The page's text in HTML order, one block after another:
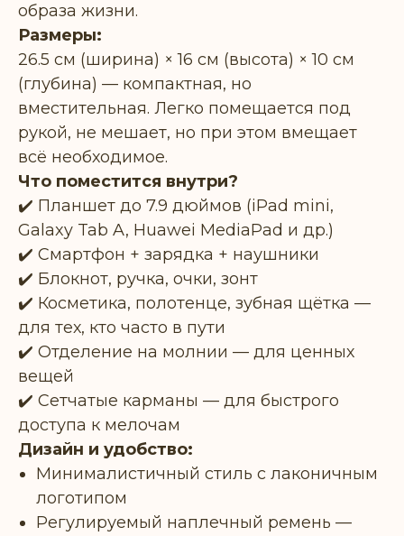
образа жизни.
Размеры:
26.5 см (ширина) × 16 см (высота) × 10 см
(глубина) — компактная, но
вместительная. Легко помещается под
рукой, не мешает, но при этом вмещает
всё необходимое.
Что поместится внутри?
✔️ Планшет до 7.9 дюймов (iPad mini,
Galaxy Tab A, Huawei MediaPad и др.)
✔️ Смартфон + зарядка + наушники
✔️ Блокнот, ручка, очки, зонт
✔️ Косметика, полотенце, зубная щётка —
для тех, кто часто в пути
✔️ Отделение на молнии — для ценных
вещей
✔️ Сетчатые карманы — для быстрого
доступа к мелочам
Дизайн и удобство:
Минималистичный стиль с лаконичным
логотипом
Регулируемый наплечный ремень —